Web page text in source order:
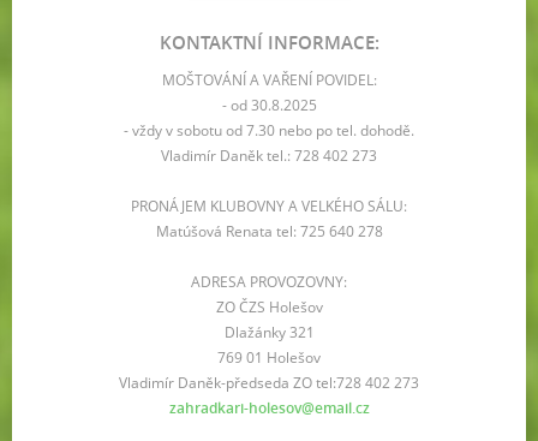
KONTAKTNÍ INFORMACE:
MOŠTOVÁNÍ A VAŘENÍ POVIDEL:
- od 30.8.2025
- vždy v sobotu od 7.30 nebo po tel. dohodě.
Vladimír Daněk tel.: 728 402 273
PRONÁJEM KLUBOVNY A VELKÉHO SÁLU:
Matúšová Renata tel: 725 640 278
ADRESA PROVOZOVNY:
ZO ČZS Holešov
Dlažánky 321
769 01 Holešov
Vladimír Daněk-předseda ZO tel:728 402 273
zahradkari-holesov@email.cz